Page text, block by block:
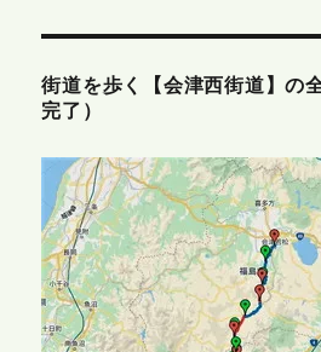
街道を歩く【会津西街道】の
完了）